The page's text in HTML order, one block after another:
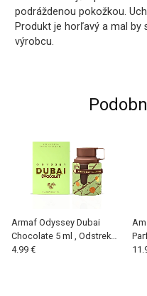
podráždenou pokožkou.
Produkt je horľavý a mal
výrobcu.
Armaf Odyssey Dubai
Chocolate 5 ml , Odstrek
parfumu (U)
4.99 €